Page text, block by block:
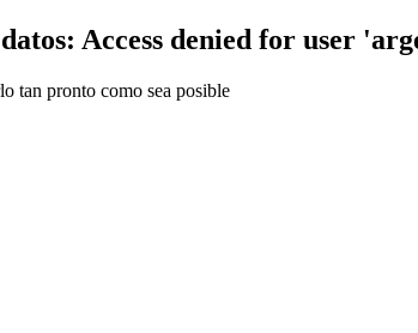
Access denied for user
tan pronto como sea posible